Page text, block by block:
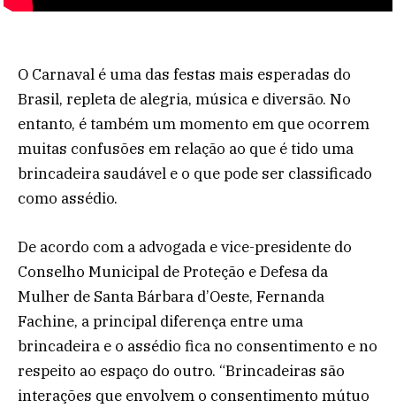
O Carnaval é uma das festas mais esperadas do
Brasil, repleta de alegria, música e diversão. No
entanto, é também um momento em que ocorrem
muitas confusões em relação ao que é tido uma
brincadeira saudável e o que pode ser classificado
como assédio.
De acordo com a advogada e vice-presidente do
Conselho Municipal de Proteção e Defesa da
Mulher de Santa Bárbara d’Oeste, Fernanda
Fachine, a principal diferença entre uma
brincadeira e o assédio fica no consentimento e no
respeito ao espaço do outro. “Brincadeiras são
interações que envolvem o consentimento mútuo